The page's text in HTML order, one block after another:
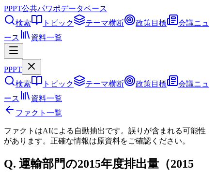
PPPT公共パワポデータベース
検索
トピック テーマ横断 政策目標
会議ニュ
ース
資料一覧
PPPT
検索
トピック テーマ横断 政策目標
会議ニュ
ース
資料一覧
ファクト一覧
ファクトはAIによる自動抽出です。誤りが含まれる可能性
があります。正確な情報は原資料をご確認ください。
Q. 運輸部門の2015年度排出量（2015